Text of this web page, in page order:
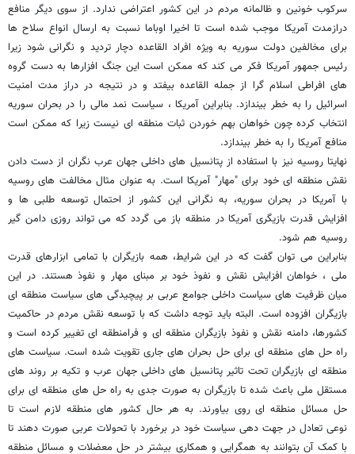
سرکوب خونین و ظالمانه مردم در این کشور اعتراضی ندارد. از سوی دیگر منافع
درازمدت آمریکا موجب شده است تا اخیرا اوباما نسبت به ارسال انواع سلاح ها
برای مخالفین دولت سوریه به ویژه افراد القاعده دچار تردید و نگرانی شود زیرا
رئیس جمهور آمریکا فکر می کند که ممکن است این جنگ افزارها به دست گروه
های افراطی اسلام گرا از جمله القاعده بیفتد و در نتیجه در دراز مدت امنیت
اسرائیل را به خطر بیندازد. بنابراین آمریکا ، سیاست نمد مالی را در بحران سوریه
انتخاب کرده چون خواهان بهم خوردن ثبات منطقه ای نیست زیرا که ممکن است
منافع آمریکا را به خطر بیندازد.
نهایتا روسیه نیز با استفاده از پتانسیل های داخلی جهان عرب نگران از دست دادن
نقش منطقه ای خود برای "مهار" آمریکا است. به عنوان مثال مخالفت های روسیه
با آمریکا در بحران سوریه، به نگرانی این کشور از احتمال توسعه طلبی ها و
افزایش قدرت بازیگری آمریکا در منطقه باز می گردد که می تواند روزی دامن گیر
روسیه هم شود.
بنابراین می توان گفت که در این شرایط، همه بازیگران با تمامی ابزارهای قدرت
ملی ، خواهان افزایش نقش و نفوذ خود بر مبنای مهار و نفوذ هستند. در این
میان ظرفیت های سیاست داخلی جوامع عربی بر پیچیدگی های سیاست منطقه ای
بازیگران افزوده است. البته باید توجه داشت که با توسعه نقش مردم در حاکمیت
کشورها، دامنه نقش و نفوذ بازیگران منطقه ای و فرامنطقه ای تغییر کرده است و
راه حل های منطقه ای برای حل بحران های جاری تقویت شده است. سیاست های
منطقه ای بازیگران تحت تاثیر پتانسیل های داخلی جهان عرب و تکیه بر روند های
مستقل ملی باعث شده تا بازیگران به صورت جدی به راه حل های منطقه ای برای
حل مسائل منطقه ای روی بیاورند. به هر حال کشور های منطقه لازم است تا
نوعی تعادل در جهت دهی سیاست خود در برخورد با تحولات عربی صورت دهند تا
با کمک آن بتوانند به همگرایی و همکاری بیشتر در حل معضلات و مسائل منطقه